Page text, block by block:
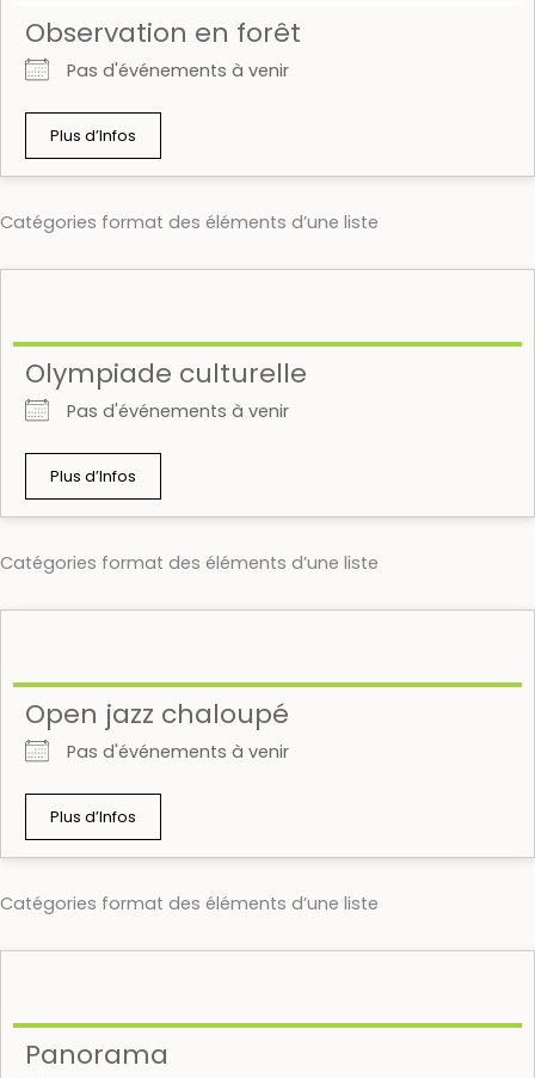
Observation en forêt
Pas d'événements à venir
Plus d’Infos
Catégories format des éléments d’une liste
Olympiade culturelle
Pas d'événements à venir
Plus d’Infos
Catégories format des éléments d’une liste
Open jazz chaloupé
Pas d'événements à venir
Plus d’Infos
Catégories format des éléments d’une liste
Panorama